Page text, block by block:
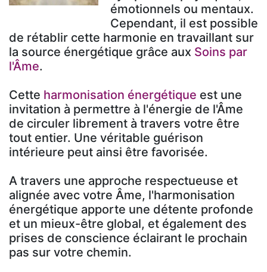
émotionnels ou mentaux.
Cependant, il est possible
de rétablir cette harmonie en travaillant sur
la source énergétique grâce aux Soins par
l'Âme.
Cette harmonisation énergétique est une
invitation à permettre à l'énergie de l'Âme
de circuler librement à travers votre être
tout entier. Une véritable guérison
intérieure peut ainsi être favorisée.
A travers une approche respectueuse et
alignée avec votre Âme, l'harmonisation
énergétique apporte une détente profonde
et un mieux-être global, et également des
prises de conscience éclairant le prochain
pas sur votre chemin.